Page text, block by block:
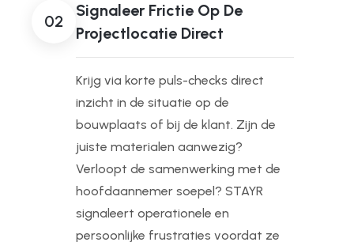
02
Signaleer Frictie Op De
Projectlocatie Direct
Krijg via korte puls-checks direct
inzicht in de situatie op de
bouwplaats of bij de klant. Zijn de
juiste materialen aanwezig?
Verloopt de samenwerking met de
hoofdaannemer soepel? STAYR
signaleert operationele en
persoonlijke frustraties voordat ze